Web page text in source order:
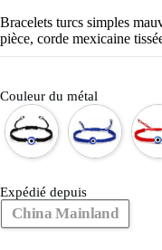
Bracelets turcs simples
pièce, corde mexicaine
Couleur du métal
Expédié depuis
China Mainland